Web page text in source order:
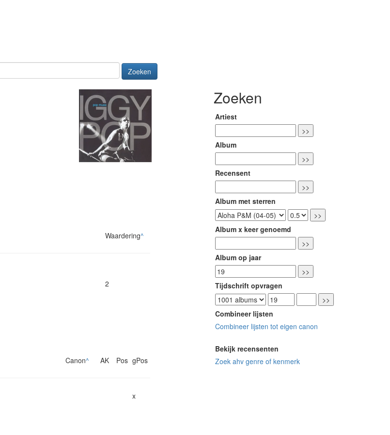
Zoeken
Waardering^
2
Canon^ AK Pos gPos
x
Zoeken
Artiest
Album
Recensent
Album met sterren
Album x keer genoemd
Album op jaar
Tijdschrift opvragen
Combineer lijsten
Combineer lijsten tot eigen canon
Bekijk recensenten
Zoek ahv genre of kenmerk